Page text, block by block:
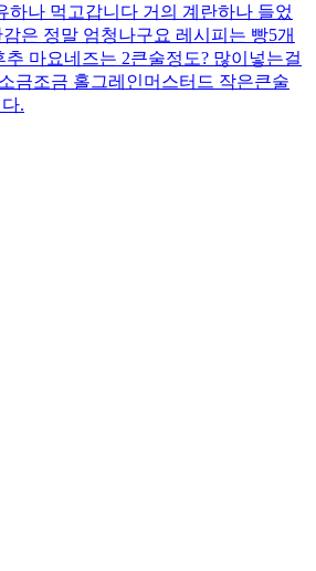
하나 먹고갑니다 거의 계란하나 들었
은 정말 엄청나구요 레시피는 빵5개
마요네즈는 2큰술정도? 많이넣는걸
금조금 홀그레인머스터드 작은큰술
.